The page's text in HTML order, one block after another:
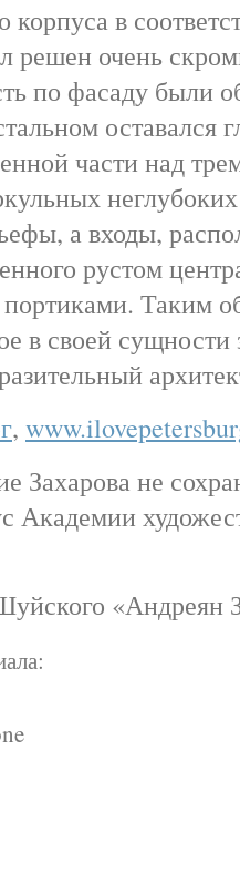
корпуса в
решен очень
по фасаду были
оставался
части над
а входы,
рустом
Таким
в своей
,
Захарова не
Академии
«Андреян